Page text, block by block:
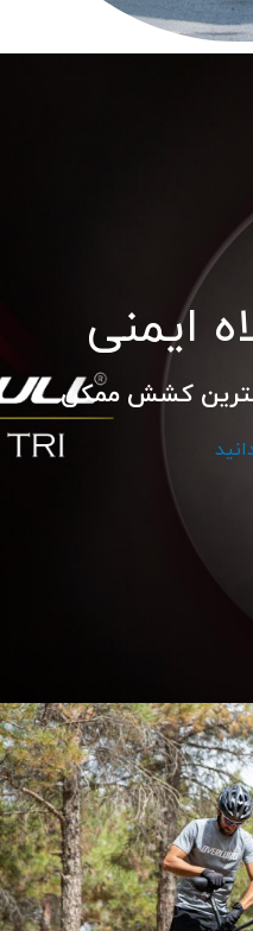
ایمنی
کشش ممکن